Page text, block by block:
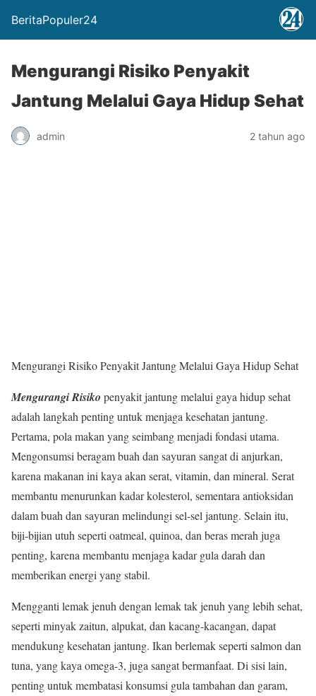
BeritaPopuler24
Mengurangi Risiko Penyakit
Jantung Melalui Gaya Hidup Sehat
admin 2 tahun ago
Mengurangi Risiko Penyakit Jantung Melalui Gaya Hidup Sehat
Mengurangi Risiko penyakit jantung melalui gaya hidup sehat
adalah langkah penting untuk menjaga kesehatan jantung.
Pertama, pola makan yang seimbang menjadi fondasi utama.
Mengonsumsi beragam buah dan sayuran sangat di anjurkan,
karena makanan ini kaya akan serat, vitamin, dan mineral. Serat
membantu menurunkan kadar kolesterol, sementara antioksidan
dalam buah dan sayuran melindungi sel-sel jantung. Selain itu,
biji-bijian utuh seperti oatmeal, quinoa, dan beras merah juga
penting, karena membantu menjaga kadar gula darah dan
memberikan energi yang stabil.
Mengganti lemak jenuh dengan lemak tak jenuh yang lebih sehat,
seperti minyak zaitun, alpukat, dan kacang-kacangan, dapat
mendukung kesehatan jantung. Ikan berlemak seperti salmon dan
tuna, yang kaya omega-3, juga sangat bermanfaat. Di sisi lain,
penting untuk membatasi konsumsi gula tambahan dan garam,